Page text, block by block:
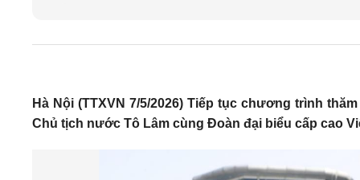
Hà Nội (TTXVN 7/5/2026) Tiếp tục chương trình
Chủ tịch nước Tô Lâm cùng Đoàn đại biểu cấp cao